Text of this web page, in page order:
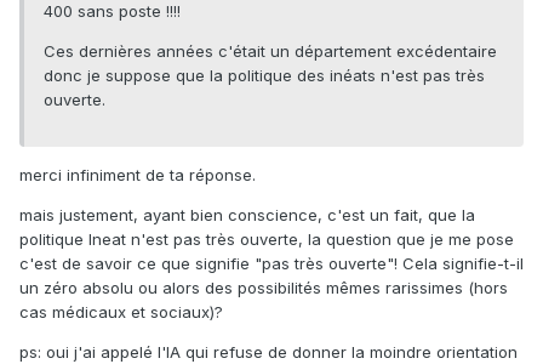
400 sans poste !!!!
Ces dernières années c'était un département excédentaire
donc je suppose que la politique des inéats n'est pas très
ouverte.
merci infiniment de ta réponse.
mais justement, ayant bien conscience, c'est un fait, que la
politique Ineat n'est pas très ouverte, la question que je me pose
c'est de savoir ce que signifie "pas très ouverte"! Cela signifie-t-il
un zéro absolu ou alors des possibilités mêmes rarissimes (hors
cas médicaux et sociaux)?
ps: oui j'ai appelé l'IA qui refuse de donner la moindre orientation